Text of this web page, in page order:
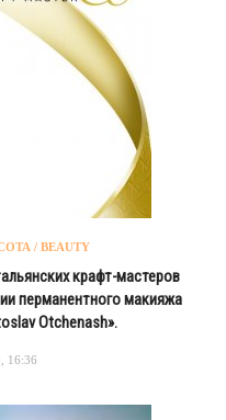
/ BEAUTY
крафт-мастеров
перманентного макияжа
Otchenash».
16:36